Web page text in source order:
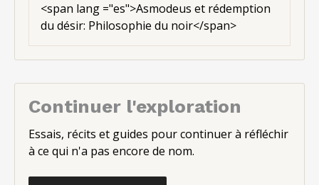
<span lang ="es">Asmodeus et rédemption
du désir: Philosophie du noir</span>
Continuer l'exploration
Essais, récits et guides pour continuer à réfléchir
à ce qui n'a pas encore de nom.